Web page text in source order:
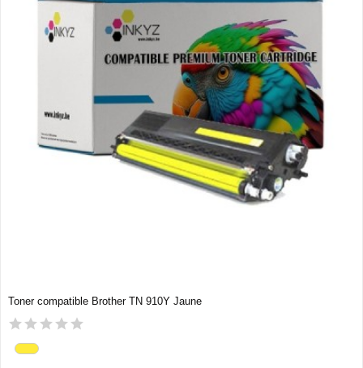
Toner compatible Brother TN 910Y Jaune